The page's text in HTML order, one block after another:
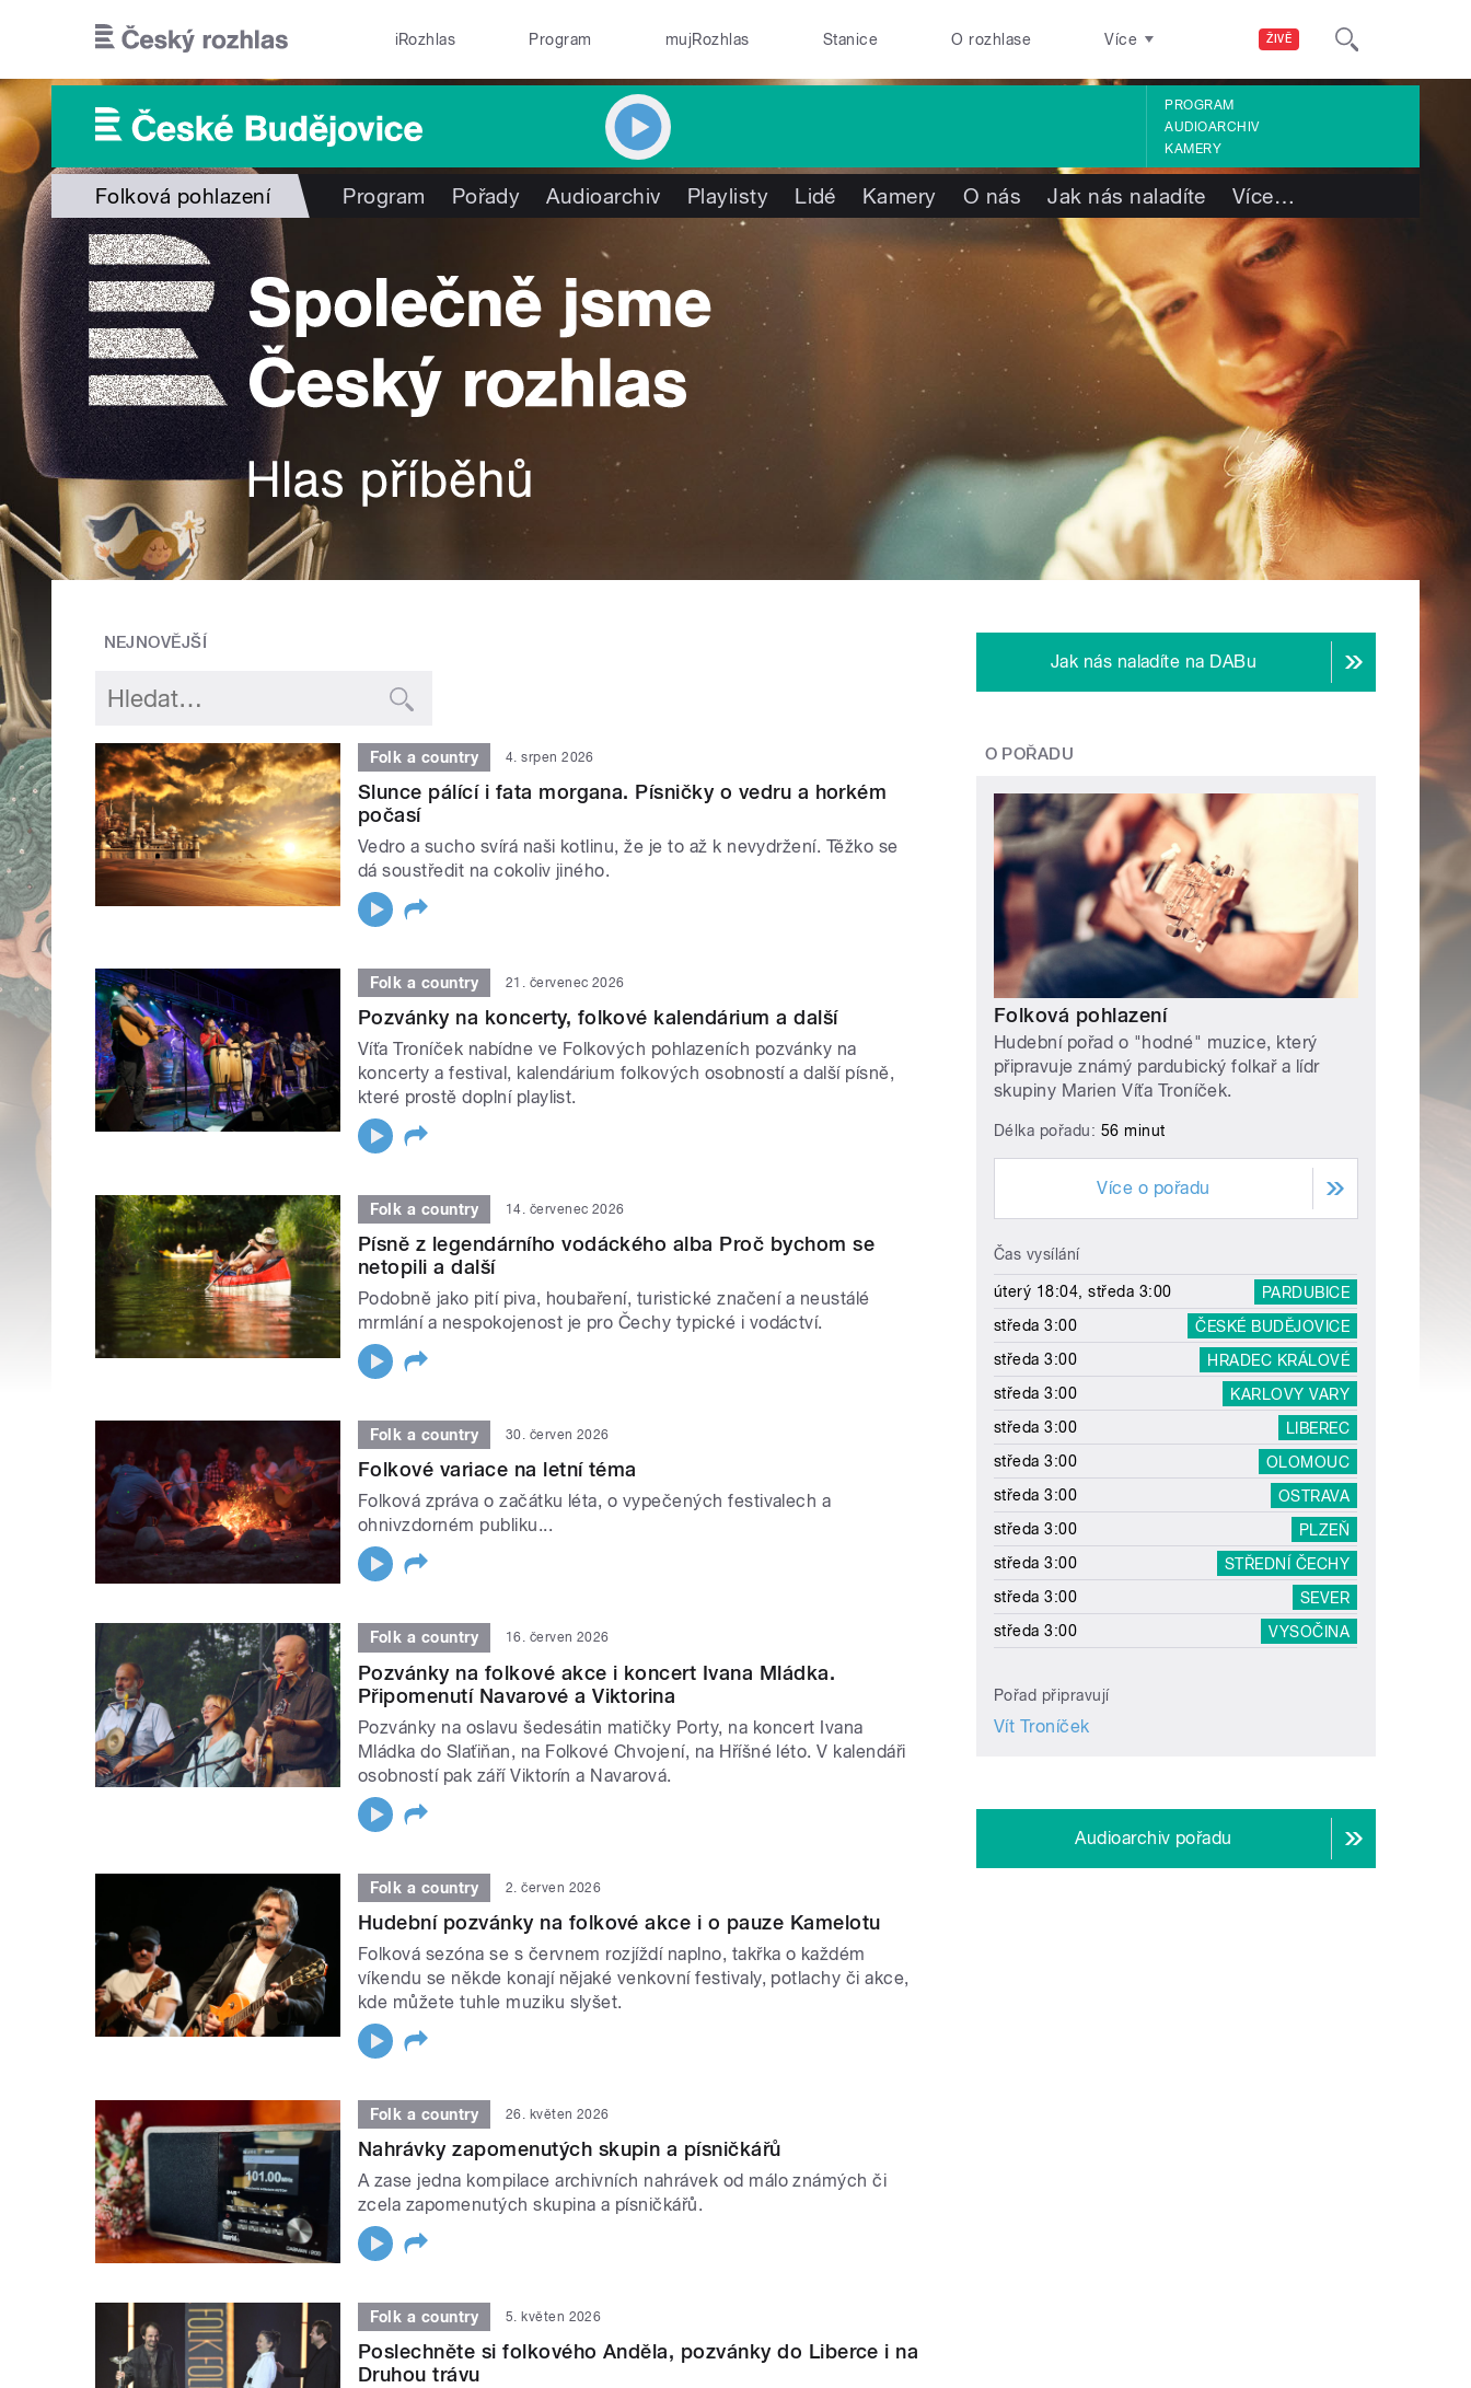
ŽIVĚ
iRozhlas Program mujRozhlas Stanice O rozhlase Více
PROGRAM
AUDIOARCHIV
KAMERY
Folková pohlazení Program Pořady Audioarchiv Playlisty Lidé Kamery O nás Jak nás naladíte Více…
NEJNOVĚJŠÍ
Folk a country 4. srpen 2026
Slunce pálící i fata morgana. Písničky o vedru a horkém
počasí
Vedro a sucho svírá naši kotlinu, že je to až k nevydržení. Těžko se
dá soustředit na cokoliv jiného.
Folk a country 21. červenec 2026
Pozvánky na koncerty, folkové kalendárium a další
Víťa Troníček nabídne ve Folkových pohlazeních pozvánky na
koncerty a festival, kalendárium folkových osobností a další písně,
které prostě doplní playlist.
Folk a country 14. červenec 2026
Písně z legendárního vodáckého alba Proč bychom se
netopili a další
Podobně jako pití piva, houbaření, turistické značení a neustálé
mrmlání a nespokojenost je pro Čechy typické i vodáctví.
Folk a country 30. červen 2026
Folkové variace na letní téma
Folková zpráva o začátku léta, o vypečených festivalech a
ohnivzdorném publiku...
Folk a country 16. červen 2026
Pozvánky na folkové akce i koncert Ivana Mládka.
Připomenutí Navarové a Viktorina
Pozvánky na oslavu šedesátin matičky Porty, na koncert Ivana
Mládka do Slaťiňan, na Folkové Chvojení, na Hříšné léto. V kalendáři
osobností pak září Viktorín a Navarová.
Folk a country 2. červen 2026
Hudební pozvánky na folkové akce i o pauze Kamelotu
Folková sezóna se s červnem rozjíždí naplno, takřka o každém
víkendu se někde konají nějaké venkovní festivaly, potlachy či akce,
kde můžete tuhle muziku slyšet.
Folk a country 26. květen 2026
Nahrávky zapomenutých skupin a písničkářů
A zase jedna kompilace archivních nahrávek od málo známých či
zcela zapomenutých skupina a písničkářů.
Folk a country 5. květen 2026
Poslechněte si folkového Anděla, pozvánky do Liberce i na
Druhou trávu
Jak nás naladíte na DABu
O POŘADU
Folková pohlazení
Hudební pořad o "hodné" muzice, který
připravuje známý pardubický folkař a lídr
skupiny Marien Víťa Troníček.
Délka pořadu: 56 minut
Více o pořadu
Čas vysílání
úterý 18:04, středa 3:00
PARDUBICE
středa 3:00
ČESKÉ BUDĚJOVICE
středa 3:00
HRADEC KRÁLOVÉ
středa 3:00
KARLOVY VARY
středa 3:00
LIBEREC
středa 3:00
OLOMOUC
středa 3:00
OSTRAVA
středa 3:00
PLZEŇ
středa 3:00
STŘEDNÍ ČECHY
středa 3:00
SEVER
středa 3:00
VYSOČINA
Pořad připravují
Vít Troníček
Audioarchiv pořadu